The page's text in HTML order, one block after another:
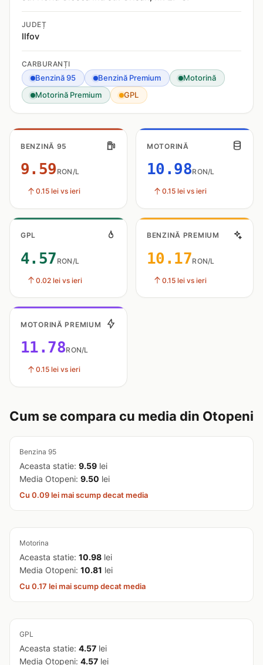
JUDEȚ
Ilfov
CARBURANȚI
Benzină 95 Benzină Premium
Motorină
Motorină Premium
GPL
BENZINĂ 95
9.59 RON/L
0.15 lei vs ieri
MOTORINĂ
10.98RON/L
0.15 lei vs ieri
GPL
4.57 RON/L
0.02 lei vs ieri
BENZINĂ PREMIUM
10.17RON/L
0.15 lei vs ieri
MOTORINĂ PREMIUM
11.78RON/L
0.15 lei vs ieri
Cum se compara cu media din Otopeni
Benzina 95
Aceasta statie: 9.59 lei
Media Otopeni: 9.50 lei
Cu 0.09 lei mai scump decat media
Motorina
Aceasta statie: 10.98 lei
Media Otopeni: 10.81 lei
Cu 0.17 lei mai scump decat media
GPL
Aceasta statie: 4.57 lei
Media Otopeni: 4.57 lei